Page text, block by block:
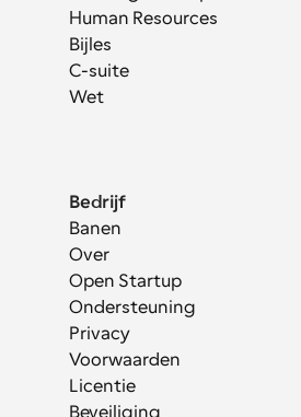
Human Resources
Bijles
C-suite
Wet
Bedrijf
Banen
Over
Open Startup
Ondersteuning
Privacy
Voorwaarden
Licentie
Beveiliging